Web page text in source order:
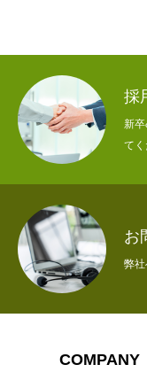
COMPANY
BUSINESS
採
新
てく
お
弊社
COMPANY